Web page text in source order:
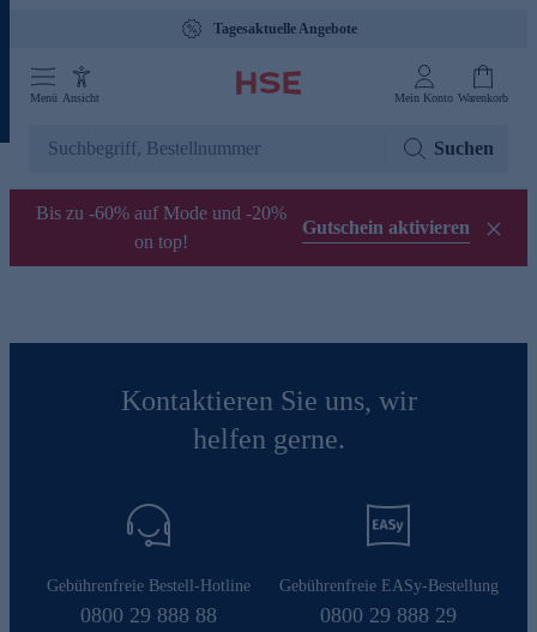
Tagesaktuelle Angebote
Menü Ansicht Mein Konto Warenkorb
Suchen
Bis zu -60% auf Mode und -20%
on top!
Gutschein aktivieren
Kontaktieren Sie uns, wir
helfen gerne.
Gebührenfreie Bestell-Hotline
0800 29 888 88
Gebührenfreie EASy-Bestellung
0800 29 888 29